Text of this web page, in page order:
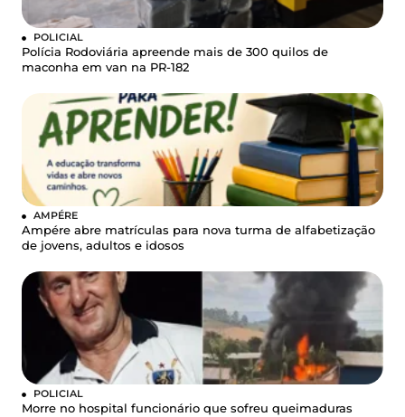
POLICIAL
Polícia Rodoviária apreende mais de 300 quilos de
maconha em van na PR-182
AMPÉRE
Ampére abre matrículas para nova turma de alfabetização
de jovens, adultos e idosos
POLICIAL
Morre no hospital funcionário que sofreu queimaduras